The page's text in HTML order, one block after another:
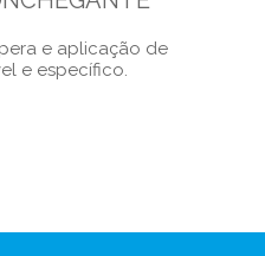
e aplicação de
e específico.